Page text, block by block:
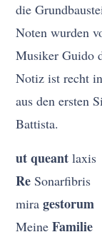
die
Noten wurden
Musiker Guido
Notiz ist recht
aus den ersten
Battista.
ut queant laxis
Re Sonarfibris
miragestorum
MeineFamilie